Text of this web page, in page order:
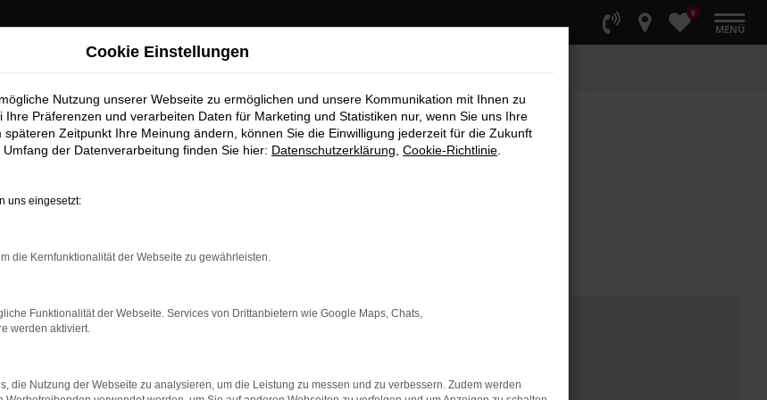
0
MENÜ
Cookie Einstellungen
Nutzung unserer Webseite zu ermöglichen und unsere Kommunikation mit Ihnen zu
Präferenzen und verarbeiten Daten für Marketing und Statistiken nur, wenn Sie uns Ihre
Zeitpunkt Ihre Meinung ändern, können Sie die Einwilligung jederzeit für die Zukunft
der Datenverarbeitung finden Sie hier: Datenschutzerklärung Cookie-Richtlinie
uns eingesetzt:
die Kernfunktionalität der Webseite zu gewährleisten.
Funktionalität der Webseite. Services von Drittanbietern wie Google Maps, Chats,
werden aktiviert.
die Nutzung der Webseite zu analysieren, um die Leistung zu messen und zu verbessern. Zudem werden